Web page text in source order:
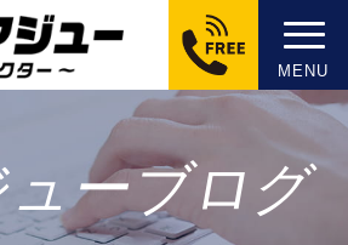
MENU
ューブログ